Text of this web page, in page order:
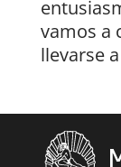
vamos a
llevarse